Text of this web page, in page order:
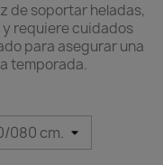
de soportar heladas,
y requiere cuidados
para asegurar una
temporada.